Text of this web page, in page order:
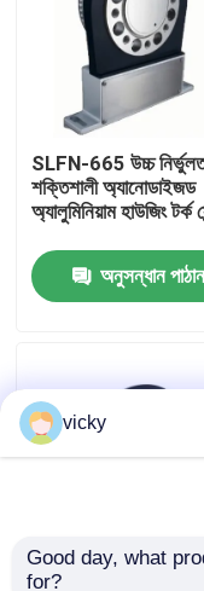
আমাদের সম্বন্ধে
কারখানা ভ্রমণ
গুণগত মান নিয়ন্ত্রণ
যোগাযোগ করুন
মামলা
হাই স্পিড ডায়নামিটার
SLFN-665 উচ্চ
শক্তিশালী অ্যানোডাইজড
অ্যালুমিনিয়াম হাউজিং টর্ক
অনুসন্ধান পাঠান
vicky
Good day, what
for?